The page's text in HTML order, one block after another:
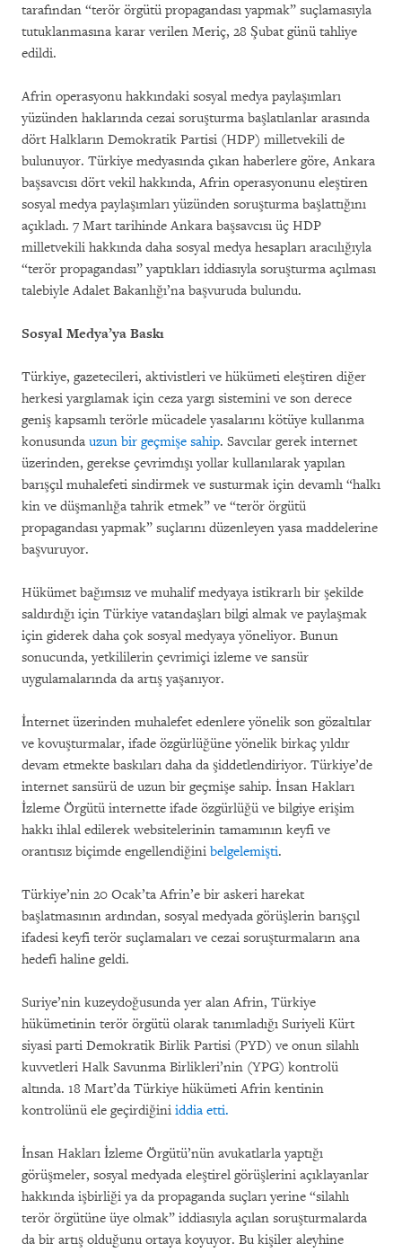
tarafından “terör örgütü propagandası yapmak” suçlamasıyla
tutuklanmasına karar verilen Meriç, 28 Şubat günü tahliye
edildi.
Afrin operasyonu hakkındaki sosyal medya paylaşımları
yüzünden haklarında cezai soruşturma başlatılanlar arasında
dört Halkların Demokratik Partisi (HDP) milletvekili de
bulunuyor. Türkiye medyasında çıkan haberlere göre, Ankara
başsavcısı dört vekil hakkında, Afrin operasyonunu eleştiren
sosyal medya paylaşımları yüzünden soruşturma başlattığını
açıkladı. 7 Mart tarihinde Ankara başsavcısı üç HDP
milletvekili hakkında daha sosyal medya hesapları aracılığıyla
“terör propagandası” yaptıkları iddiasıyla soruşturma açılması
talebiyle Adalet Bakanlığı’na başvuruda bulundu.
Sosyal Medya’ya Baskı
Türkiye, gazetecileri, aktivistleri ve hükümeti eleştiren diğer
herkesi yargılamak için ceza yargı sistemini ve son derece
geniş kapsamlı terörle mücadele yasalarını kötüye kullanma
konusunda uzun bir geçmişe sahip. Savcılar gerek internet
üzerinden, gerekse çevrimdışı yollar kullanılarak yapılan
barışçıl muhalefeti sindirmek ve susturmak için devamlı “halkı
kin ve düşmanlığa tahrik etmek” ve “terör örgütü
propagandası yapmak” suçlarını düzenleyen yasa maddelerine
başvuruyor.
Hükümet bağımsız ve muhalif medyaya istikrarlı bir şekilde
saldırdığı için Türkiye vatandaşları bilgi almak ve paylaşmak
için giderek daha çok sosyal medyaya yöneliyor. Bunun
sonucunda, yetkililerin çevrimiçi izleme ve sansür
uygulamalarında da artış yaşanıyor.
İnternet üzerinden muhalefet edenlere yönelik son gözaltılar
ve kovuşturmalar, ifade özgürlüğüne yönelik birkaç yıldır
devam etmekte baskıları daha da şiddetlendiriyor. Türkiye’de
internet sansürü de uzun bir geçmişe sahip. İnsan Hakları
İzleme Örgütü internette ifade özgürlüğü ve bilgiye erişim
hakkı ihlal edilerek websitelerinin tamamının keyfi ve
orantısız biçimde engellendiğini belgelemişti.
Türkiye’nin 20 Ocak’ta Afrin’e bir askeri harekat
başlatmasının ardından, sosyal medyada görüşlerin barışçıl
ifadesi keyfi terör suçlamaları ve cezai soruşturmaların ana
hedefi haline geldi.
Suriye’nin kuzeydoğusunda yer alan Afrin, Türkiye
hükümetinin terör örgütü olarak tanımladığı Suriyeli Kürt
siyasi parti Demokratik Birlik Partisi (PYD) ve onun silahlı
kuvvetleri Halk Savunma Birlikleri’nin (YPG) kontrolü
altında. 18 Mart’da Türkiye hükümeti Afrin kentinin
kontrolünü ele geçirdiğini iddia etti.
İnsan Hakları İzleme Örgütü’nün avukatlarla yaptığı
görüşmeler, sosyal medyada eleştirel görüşlerini açıklayanlar
hakkında işbirliği ya da propaganda suçları yerine “silahlı
terör örgütüne üye olmak” iddiasıyla açılan soruşturmalarda
da bir artış olduğunu ortaya koyuyor. Bu kişiler aleyhine